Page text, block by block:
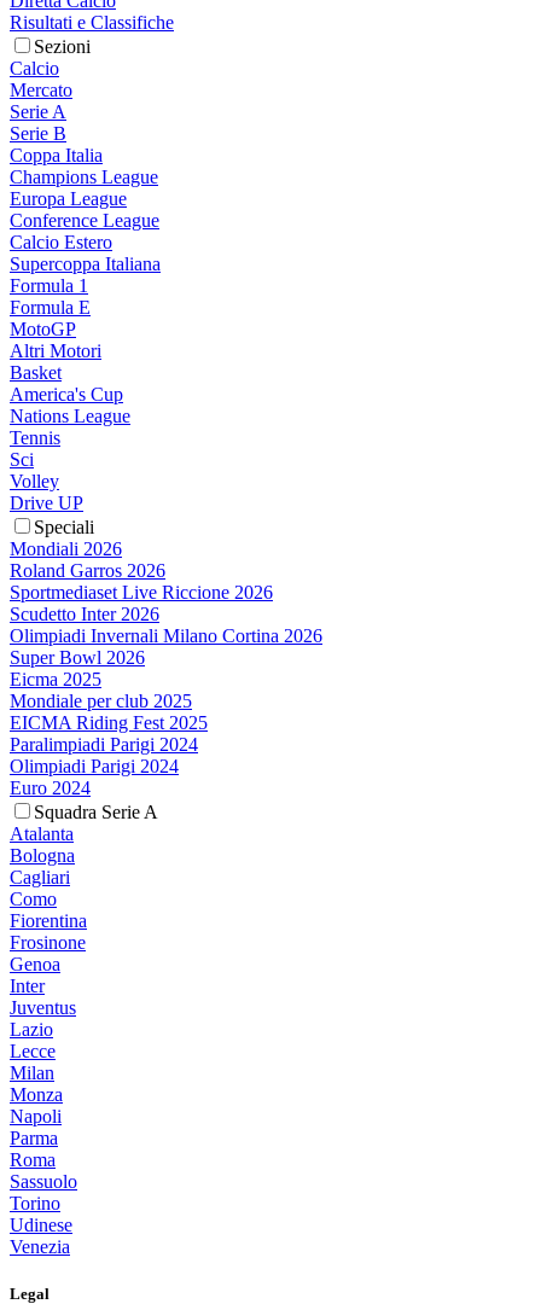
Risultati e Classifiche
Sezioni
Calcio
Mercato
Serie A
Serie B
Coppa Italia
Champions League
Europa League
Conference League
Calcio Estero
Supercoppa Italiana
Formula 1
Formula E
MotoGP
Altri Motori
Basket
America's Cup
Nations League
Tennis
Sci
Volley
Drive UP
Speciali
Mondiali 2026
Roland Garros 2026
Sportmediaset Live Riccione 2026
Scudetto Inter 2026
Olimpiadi Invernali Milano Cortina 2026
Super Bowl 2026
Eicma 2025
Mondiale per club 2025
EICMA Riding Fest 2025
Paralimpiadi Parigi 2024
Olimpiadi Parigi 2024
Euro 2024
Squadra Serie A
Atalanta
Bologna
Cagliari
Como
Fiorentina
Frosinone
Genoa
Inter
Juventus
Lazio
Lecce
Milan
Monza
Napoli
Parma
Roma
Sassuolo
Torino
Udinese
Venezia
Legal